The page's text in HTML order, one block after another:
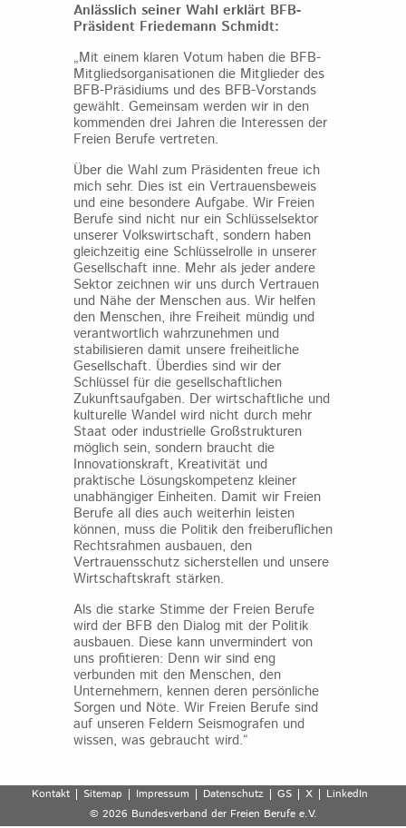
Anlässlich seiner Wahl erklärt BFB-
Präsident Friedemann Schmidt:
„Mit einem klaren Votum haben die BFB-
Mitgliedsorganisationen die Mitglieder des
BFB-Präsidiums und des BFB-Vorstands
gewählt. Gemeinsam werden wir in den
kommenden drei Jahren die Interessen der
Freien Berufe vertreten.
Über die Wahl zum Präsidenten freue ich
mich sehr. Dies ist ein Vertrauensbeweis
und eine besondere Aufgabe. Wir Freien
Berufe sind nicht nur ein Schlüsselsektor
unserer Volkswirtschaft, sondern haben
gleichzeitig eine Schlüsselrolle in unserer
Gesellschaft inne. Mehr als jeder andere
Sektor zeichnen wir uns durch Vertrauen
und Nähe der Menschen aus. Wir helfen
den Menschen, ihre Freiheit mündig und
verantwortlich wahrzunehmen und
stabilisieren damit unsere freiheitliche
Gesellschaft. Überdies sind wir der
Schlüssel für die gesellschaftlichen
Zukunftsaufgaben. Der wirtschaftliche und
kulturelle Wandel wird nicht durch mehr
Staat oder industrielle Großstrukturen
möglich sein, sondern braucht die
Innovationskraft, Kreativität und
praktische Lösungskompetenz kleiner
unabhängiger Einheiten. Damit wir Freien
Berufe all dies auch weiterhin leisten
können, muss die Politik den freiberuflichen
Rechtsrahmen ausbauen, den
Vertrauensschutz sicherstellen und unsere
Wirtschaftskraft stärken.
Als die starke Stimme der Freien Berufe
wird der BFB den Dialog mit der Politik
ausbauen. Diese kann unvermindert von
uns profitieren: Denn wir sind eng
verbunden mit den Menschen, den
Unternehmern, kennen deren persönliche
Sorgen und Nöte. Wir Freien Berufe sind
auf unseren Feldern Seismografen und
wissen, was gebraucht wird.“
Kontakt Sitemap Impressum Datenschutz GS X
LinkedIn
© 2026 Bundesverband der Freien Berufe e.V.